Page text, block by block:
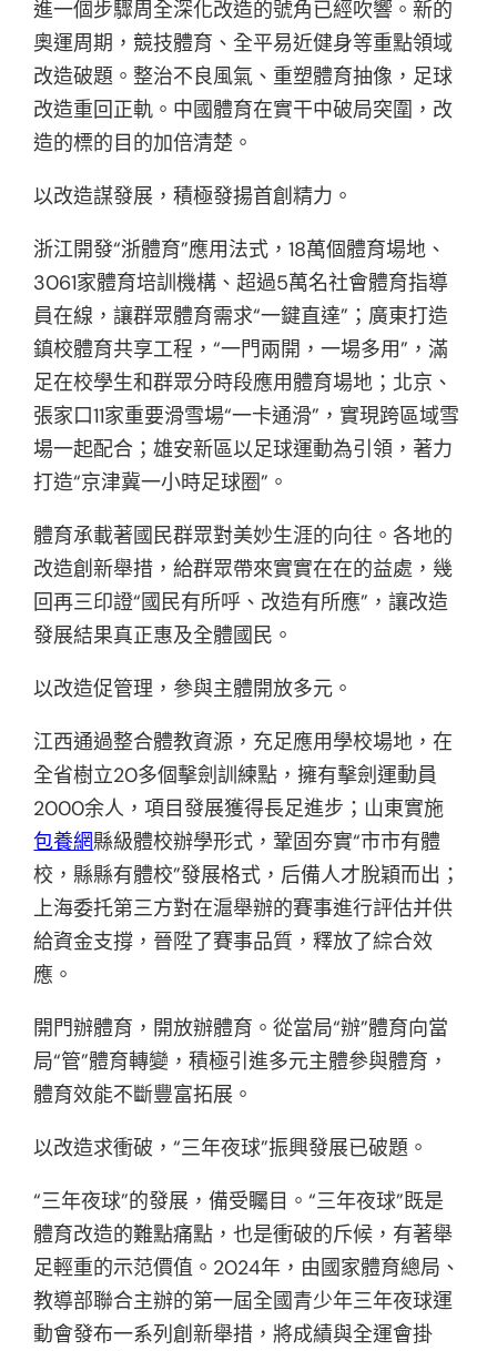
進一個步驟周全深化改造的號角已經吹響。新的
奧運周期，競技體育、全平易近健身等重點領域
改造破題。整治不良風氣、重塑體育抽像，足球
改造重回正軌。中國體育在實干中破局突圍，改
造的標的目的加倍清楚。
以改造謀發展，積極發揚首創精力。
浙江開發“浙體育”應用法式，18萬個體育場地、
3061家體育培訓機構、超過5萬名社會體育指導
員在線，讓群眾體育需求“一鍵直達”；廣東打造
鎮校體育共享工程，“一門兩開，一場多用”，滿
足在校學生和群眾分時段應用體育場地；北京、
張家口11家重要滑雪場“一卡通滑”，實現跨區域雪
場一起配合；雄安新區以足球運動為引領，著力
打造“京津冀一小時足球圈”。
體育承載著國民群眾對美妙生涯的向往。各地的
改造創新舉措，給群眾帶來實實在在的益處，幾
回再三印證“國民有所呼、改造有所應”，讓改造
發展結果真正惠及全體國民。
以改造促管理，參與主體開放多元。
江西通過整合體教資源，充足應用學校場地，在
全省樹立20多個擊劍訓練點，擁有擊劍運動員
2000余人，項目發展獲得長足進步；山東實施
包養網縣級體校辦學形式，鞏固夯實“市市有體
校，縣縣有體校”發展格式，后備人才脫穎而出；
上海委托第三方對在滬舉辦的賽事進行評估并供
給資金支撐，晉陞了賽事品質，釋放了綜合效
應。
開門辦體育，開放辦體育。從當局“辦”體育向當
局“管”體育轉變，積極引進多元主體參與體育，
體育效能不斷豐富拓展。
以改造求衝破，“三年夜球”振興發展已破題。
“三年夜球”的發展，備受矚目。“三年夜球”既是
體育改造的難點痛點，也是衝破的斥候，有著舉
足輕重的示范價值。2024年，由國家體育總局、
教導部聯合主辦的第一屆全國青少年三年夜球運
動會發布一系列創新舉措，將成績與全運會掛